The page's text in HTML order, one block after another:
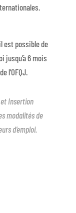
est possible de
jusqu’à 6 mois
l’OFQJ.
et Insertion
modalités de
d’emploi.